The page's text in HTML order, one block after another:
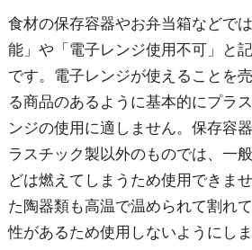
食材の保存容器やお弁当箱などで
能」や「電子レンジ使用不可」と
です。電子レンジが使えることを
る商品のあるように基本的にプラ
ンジの使用に適しません。保存容
ラスチック製以外のものでは、一
どは燃えてしまうため使用できま
た陶器類も高温で温められて割れ
性があるため使用しないようにしま